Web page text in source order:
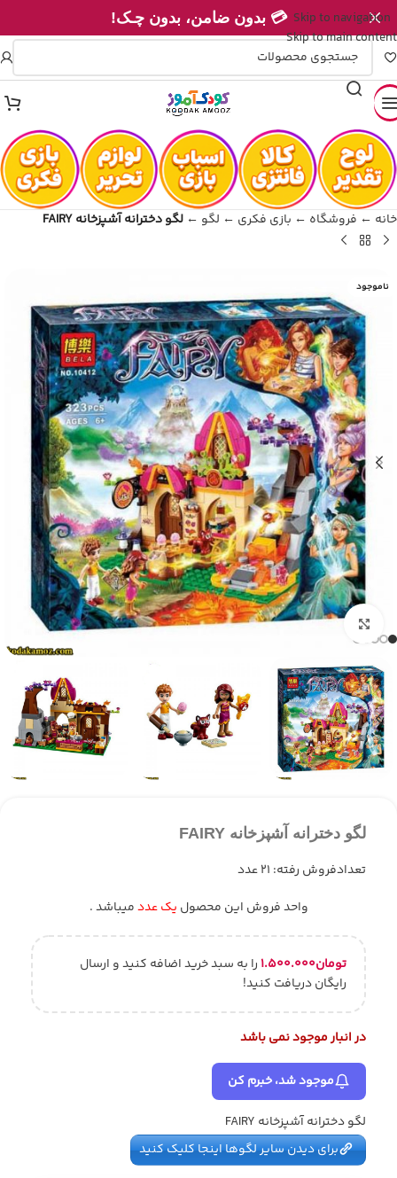
Skip to navigation
Skip to main content
💳 بدون ضامن، بدون چـک!
💥 ۴ قسطه، بدون کارمزد
خانه ← فروشگاه ← بازی فکری ← لگو ← لگو دخترانه آشپزخانه FAIRY
ناموجود
بزرگنمایی تصویر
لگو دخترانه آشپزخانه FAIRY
تعدادفروش رفته: 21 عدد
واحد فروش این محصول یک عددمیباشد .
تومان۱.۵۰۰.۰۰۰ را به سبد خرید اضافه کنید و ارسال
رایگان دریافت کنید!
در انبار موجود نمی باشد
موجود شد، خبرم کن
لگو دخترانه آشپزخانه FAIRY
برای دیدن سایر لگوها اینجا کلیک کنید